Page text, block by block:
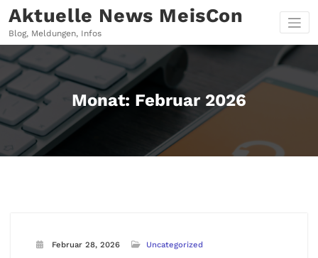
Inhalt
springen
Aktuelle News MeisCon
Blog, Meldungen, Infos
Monat: Februar 2026
Februar 28, 2026 Uncategorized